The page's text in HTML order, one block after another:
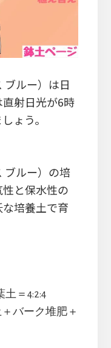
ブルー）は日
射日光が6時
ょう。
ブルー）の培
と保水性の
培養土で育
＝4:2:4
バーク堆肥＋